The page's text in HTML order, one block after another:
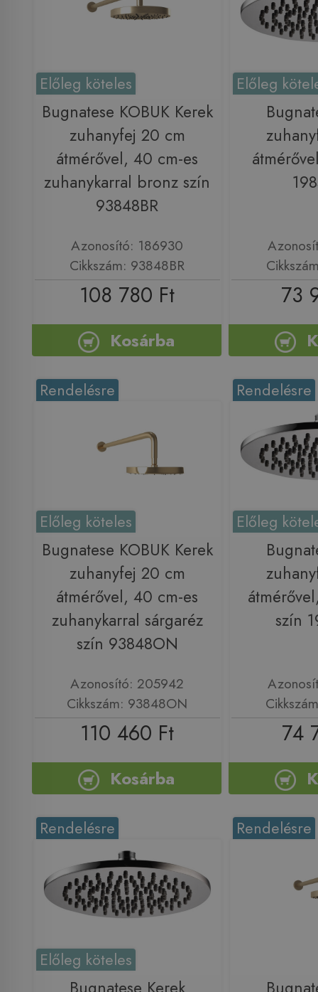
Előleg köteles
Bugnatese KOBUK Kerek
zuhanyfej 20 cm
átmérővel, 40 cm-es
zuhanykarral bronz szín
93848BR
Azonosító: 186930
Cikkszám: 93848BR
108 780 Ft
Kosárba
Előleg
73
Rendelésre
Előleg köteles
Bugnatese KOBUK Kerek
zuhanyfej 20 cm
átmérővel, 40 cm-es
zuhanykarral sárgaréz
szín 93848ON
Azonosító: 205942
Cikkszám: 93848ON
110 460 Ft
Kosárba
Rendelésre
Előleg
szín
74
Rendelésre
Előleg köteles
Rendelésre